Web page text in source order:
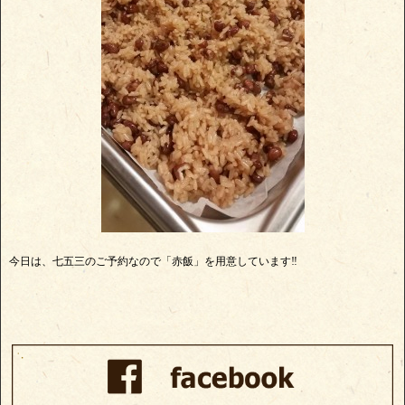
今日は、七五三のご予約なので「赤飯」を用意しています‼